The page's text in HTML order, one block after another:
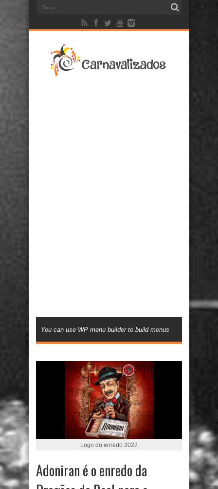
You can use WP menu builder to build menus
Logo do enredo 2022
Adoniran é o enredo da